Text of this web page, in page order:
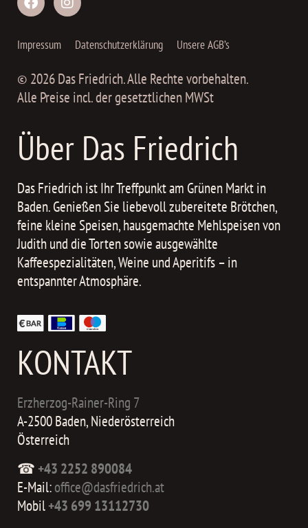
Impressum Datenschutzerklärung Unsere AGB’s
© 2026 Das Friedrich. Alle Rechte vorbehalten.
Alle Preise incl. der gesetztlichen MWSt
Über Das Friedrich
Das Friedrich ist Ihr Treffpunkt am Grünen Markt in
Baden. Genießen Sie liebevoll zubereitete Brötchen,
feine kleine Speisen, hausgemachte Mehlspeisen von
Judith und die Torten sowie ausgewählte
Kaffeespezialitäten, Weine und Aperitifs – in
entspannter Atmosphäre.
KONTAKT
Erzherzog-Rainer-Ring 7
A-2500 Baden, Niederösterreich
Österreich
☎ +43 2252 890084
E-Mail:office@dasfriedrich.at
Mobil+43 699 13112730